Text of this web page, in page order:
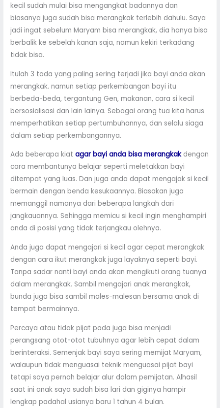
kecil sudah mulai bisa mengangkat badannya dan
biasanya juga sudah bisa merangkak terlebih dahulu. Saya
jadi ingat sebelum Maryam bisa merangkak, dia hanya bisa
berbalik ke sebelah kanan saja, namun kekiri terkadang
tidak bisa.
Itulah 3 tada yang paling sering terjadi jika bayi anda akan
merangkak. namun setiap perkembangan bayi itu
berbeda-beda, tergantung Gen, makanan, cara si kecil
bersosialisasi dan lain lainya. Sebagai orang tua kita harus
memperhatikan setiap pertumbuhannya, dan selalu siaga
dalam setiap perkembangannya.
Ada beberapa kiatagar bayi anda bisa merangkakdengan
cara membantunya belajar seperti meletakkan bayi
ditempat yang luas. Dan juga anda dapat mengajak si kecil
bermain dengan benda kesukaannya. Biasakan juga
memanggil namanya dari beberapa langkah dari
jangkauannya. Sehingga memicu si kecil ingin menghampiri
anda di posisi yang tidak terjangkau olehnya.
Anda juga dapat mengajari si kecil agar cepat merangkak
dengan cara ikut merangkak juga layaknya seperti bayi.
Tanpa sadar nanti bayi anda akan mengikuti orang tuanya
dalam merangkak. Sambil mengajari anak merangkak,
bunda juga bisa sambil males-malesan bersama anak di
tempat bermainnya.
Percaya atau tidak pijat pada juga bisa menjadi
perangsang otot-otot tubuhnya agar lebih cepat dalam
berinteraksi. Semenjak bayi saya sering memijat Maryam,
walaupun tidak menguasai teknik menguasai pijat bayi
tetapi saya pernah belajar alur dalam pemijatan. Alhasil
saat ini anak saya sudah bisa lari dan giginya hampir
lengkap padahal usianya baru 1 tahun 4 bulan.